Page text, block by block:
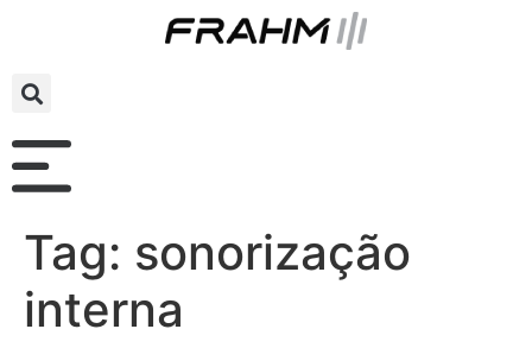
Tag: sonorização
interna